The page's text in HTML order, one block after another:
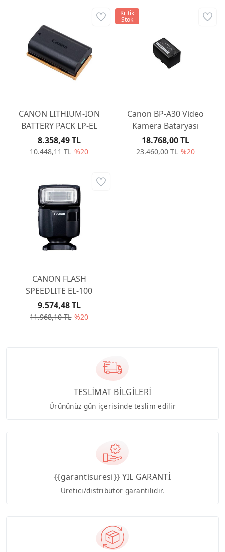
CANON LITHIUM-ION
BATTERY PACK LP-EL
10.448,11 TL %20
8.358,49 TL
Canon BP-A30 Video
Kamera Bataryası
23.460,00 TL %20
18.768,00 TL
Kritik
Stok
CANON FLASH
SPEEDLITE EL-100
11.968,10 TL %20
9.574,48 TL
TESLİMAT BİLGİLERİ
Ürününüz gün içerisinde teslim edilir
{{garantisuresi}} YIL GARANTİ
Üretici/distribütör garantilidir.